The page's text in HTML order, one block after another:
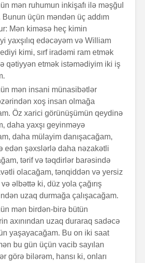
mən ruhumun inkişafı ilə məşğul
üçün məndən üç addım
Mən kiməsə heç kimin
yaxşılıq edəcəyəm və William
kimi, sırf iradəmi ram etmək
qətiyyən etmək istəmədiyim iki iş
mən insani münasibətlər
xoş insan olmağa
Öz xarici görünüşümün qeydinə
daha yaxşı geyinməyə
daha mülayim danışacağam,
edən şəxslərlə daha nəzakətli
tərif və təqdirlər barəsində
olacağam, tənqiddən və yersiz
əlbəttə ki, düz yola çağırış
uzaq durmağa çalışacağam.
mən birdən-birə bütün
axınından uzaq duraraq sadəcə
yaşayacağam. Bu on iki saat
bu gün üçün vacib sayılan
görə bilərəm, hansı ki, onları
hekayəti
nədədir?
keçir,
biz?